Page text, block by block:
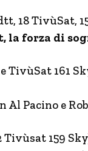
18 TivùSat,
la forza di
TivùSat 161
Al Pacino e
Tivùsat 159